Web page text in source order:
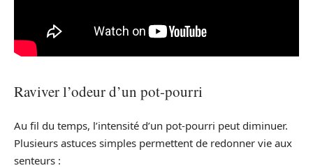
Raviver l’odeur d’un pot-pourri
Au fil du temps, l’intensité d’un pot-pourri peut diminuer.
Plusieurs astuces simples permettent de redonner vie aux
senteurs :